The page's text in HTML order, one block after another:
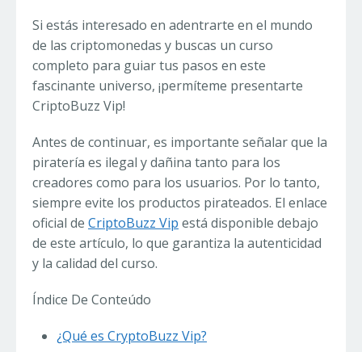
Si estás interesado en adentrarte en el mundo
de las criptomonedas y buscas un curso
completo para guiar tus pasos en este
fascinante universo, ¡permíteme presentarte
CriptoBuzz Vip!
Antes de continuar, es importante señalar que la
piratería es ilegal y dañina tanto para los
creadores como para los usuarios. Por lo tanto,
siempre evite los productos pirateados. El enlace
oficial de CriptoBuzz Vip está disponible debajo
de este artículo, lo que garantiza la autenticidad
y la calidad del curso.
Índice De Conteúdo
¿Qué es CryptoBuzz Vip?